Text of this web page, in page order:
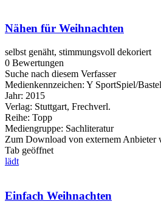
Nähen für Weihnachten
selbst genäht, stimmungsvoll dekoriert
0 Bewertungen
Suche nach diesem Verfasser
Medienkennzeichen: Y SportSpiel/
Jahr: 2015
Verlag: Stuttgart, Frechverl.
Reihe: Topp
Mediengruppe: Sachliteratur
Zum Download von externem Anbieter
Tab geöffnet
lädt
Einfach Weihnachten